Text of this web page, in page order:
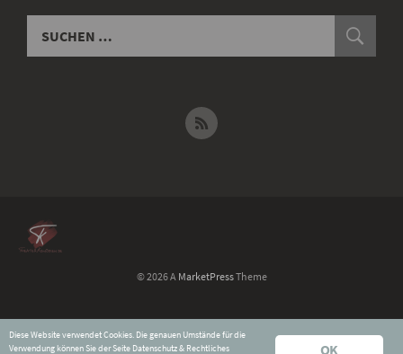
© 2026 A MarketPressTheme
Datenschutz & Rechtliches
OK
Diese Website verwendet Cookies. Die genauen Umstände für die
Verwendung können Sie der Seite Datenschutz & Rechtliches